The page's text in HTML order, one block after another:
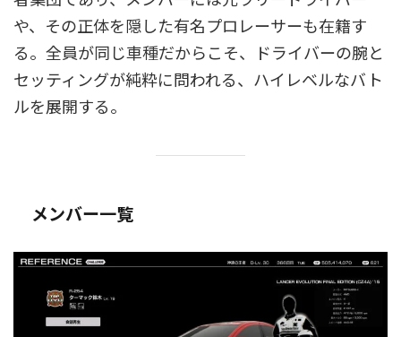
や、その正体を隠した有名プロレーサーも在籍す
る。全員が同じ車種だからこそ、ドライバーの腕と
セッティングが純粋に問われる、ハイレベルなバト
ルを展開する。
メンバー一覧